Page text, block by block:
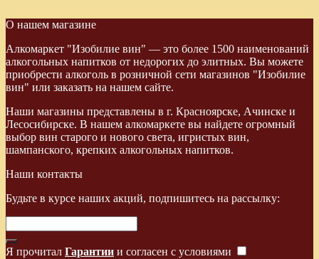
О нашем магазине
Алкомаркет "Изобилие вин" — это более 1500 наименований
алкогольных напитков от недорогих до элитных. Вы можете
приобрести алкоголь в розничной сети магазинов "Изобилие
вин" или заказать на нашем сайте.
Наши магазины представлены в г. Красноярске, Ачинске и
Лесосибирске. В нашем алкомаркете вы найдете огромный
выбор вин старого и нового света, игристых вин,
шампанского, крепких алкогольных напитков.
Наши контакты
Будьте в курсе наших акций, подпишитесь на рассылку:
Я прочитал Гарантии и согласен с условиями